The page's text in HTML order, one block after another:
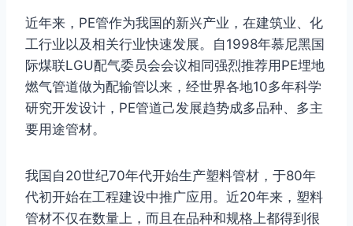
近年来，PE管作为我国的新兴产业，在建筑业、化
工行业以及相关行业快速发展。自1998年慕尼黑国
际煤联LGU配气委员会会议相同强烈推荐用PE埋地
燃气管道做为配输管以来，经世界各地10多年科学
研究开发设计，PE管道己发展趋势成多品种、多主
要用途管材。
我国自20世纪70年代开始生产塑料管材，于80年
代初开始在工程建设中推广应用。近20年来，塑料
管材不仅在数量上，而且在品种和规格上都得到很